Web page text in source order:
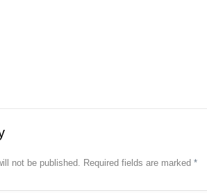
not be published. Required fields are marked *